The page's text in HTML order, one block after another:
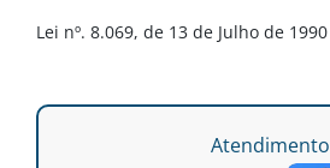
Lei nº. 8.069, de 13 de Julho de 1990
Atendimento